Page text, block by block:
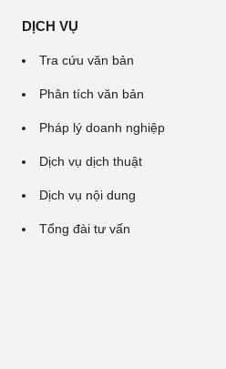
DỊCH VỤ
Tra cứu văn bản
Phân tích văn bản
Pháp lý doanh nghiệp
Dịch vụ dịch thuật
Dịch vụ nội dung
Tổng đài tư vấn